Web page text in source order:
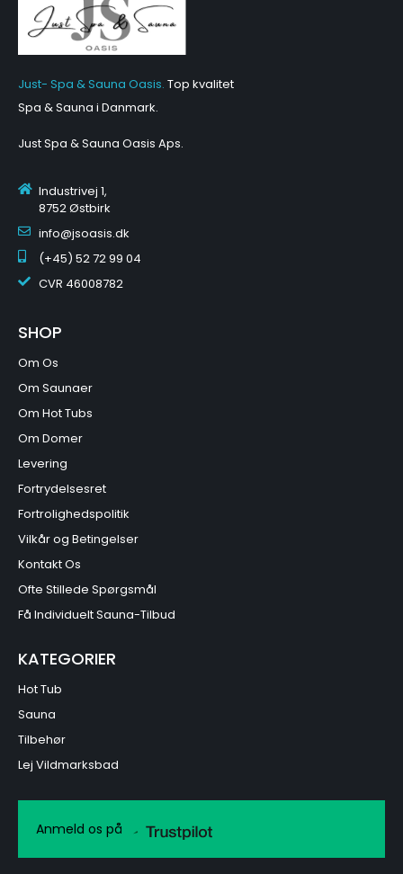
Just- Spa & Sauna Oasis. Top kvalitet
Spa & Sauna i Danmark.
Just Spa & Sauna Oasis Aps.
Industrivej 1,
8752 Østbirk
info@jsoasis.dk
(+45) 52 72 99 04
CVR 46008782
SHOP
Om Os
Om Saunaer
Om Hot Tubs
Om Domer
Levering
Fortrydelsesret
Fortrolighedspolitik
Vilkår og Betingelser
Kontakt Os
Ofte Stillede Spørgsmål
Få Individuelt Sauna-Tilbud
KATEGORIER
Hot Tub
Sauna
Tilbehør
Lej Vildmarksbad
Anmeld os på